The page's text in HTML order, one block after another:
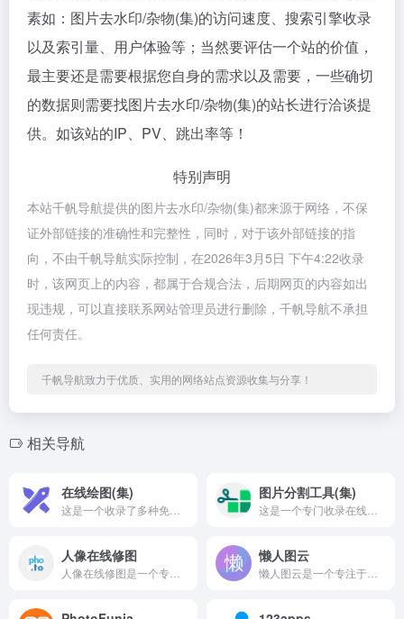
素如：图片去水印/杂物(集)的访问速度、搜索引擎收录
以及索引量、用户体验等；当然要评估一个站的价值，
最主要还是需要根据您自身的需求以及需要，一些确切
的数据则需要找图片去水印/杂物(集)的站长进行洽谈提
供。如该站的IP、PV、跳出率等！
特别声明
本站千帆导航提供的图片去水印/杂物(集)都来源于网络，不保
证外部链接的准确性和完整性，同时，对于该外部链接的指
向，不由千帆导航实际控制，在2026年3月5日 下午4:22收录
时，该网页上的内容，都属于合规合法，后期网页的内容如出
现违规，可以直接联系网站管理员进行删除，千帆导航不承担
任何责任。
千帆导航致力于优质、实用的网络站点资源收集与分享！
相关导航
在线绘图(集) 图片分割工具(集)
人像在线修图 懒人图云